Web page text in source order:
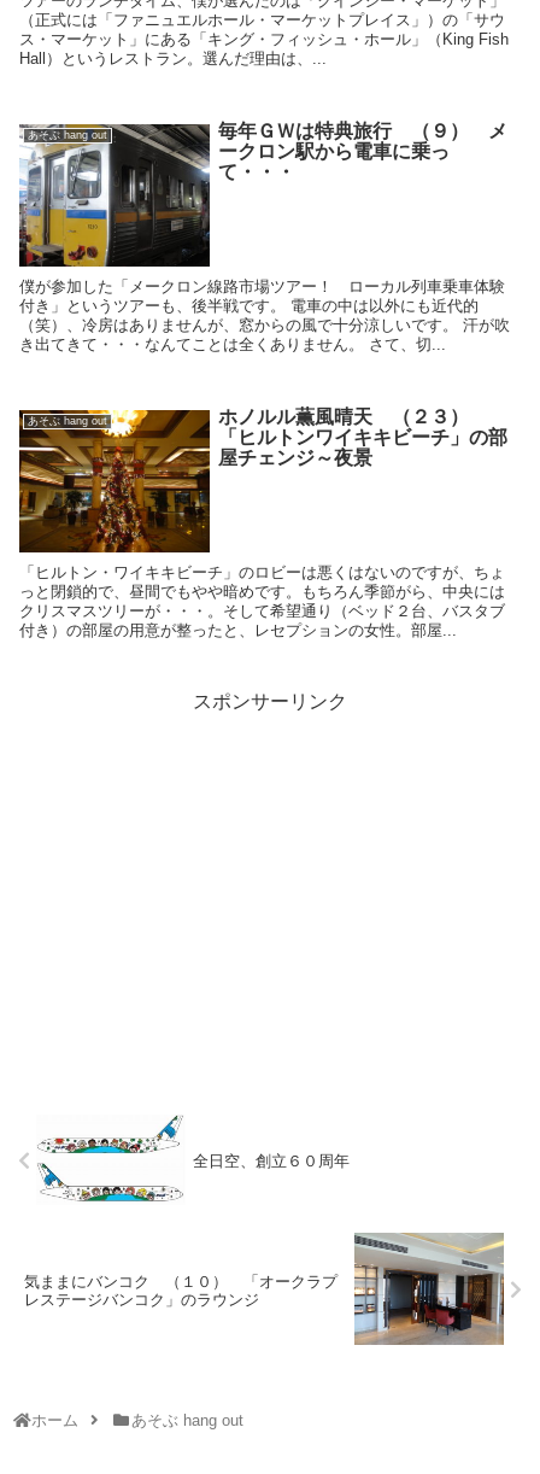
（正式には「ファニュエルホール・マーケットプレイス」）の「サウ
ス・マーケット」にある「キング・フィッシュ・ホール」（King Fish
Hall）というレストラン。選んだ理由は、...
あそぶ hang out
毎年ＧＷは特典旅行 （９） メ
ークロン駅から電車に乗っ
て・・・
僕が参加した「メークロン線路市場ツアー！ ローカル列車乗車体験
付き」というツアーも、後半戦です。 電車の中は以外にも近代的
（笑）、冷房はありませんが、窓からの風で十分涼しいです。 汗が吹
き出てきて・・・なんてことは全くありません。 さて、切...
あそぶ hang out
ホノルル薫風晴天 （２３）
「ヒルトンワイキキビーチ」の部
屋チェンジ～夜景
「ヒルトン・ワイキキビーチ」のロビーは悪くはないのですが、ちょ
っと閉鎖的で、昼間でもやや暗めです。もちろん季節がら、中央には
クリスマスツリーが・・・。そして希望通り（ベッド２台、バスタブ
付き）の部屋の用意が整ったと、レセプションの女性。部屋...
スポンサーリンク
全日空、創立６０周年
気ままにバンコク （１０） 「オークラプ
レステージバンコク」のラウンジ
ホーム あそぶ hang out